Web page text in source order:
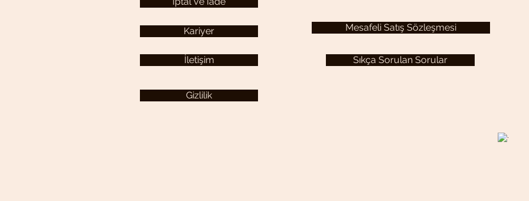
Sıkça Sorulan Sorular
İletişim
Mesafeli Satış Sözleşmesi
Gizlilik
Kariyer